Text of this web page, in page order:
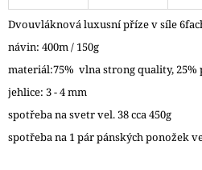
Dvouvláknová luxusní příze v síle
návin: 400m / 150g
materiál:75% vlna strong quality,
jehlice: 3 - 4 mm
spotřeba na svetr vel. 38 cca 450g
spotřeba na 1 pár pánských ponožek
J
E
M
DÓZIČKA
NA
DROBNOSTI
14